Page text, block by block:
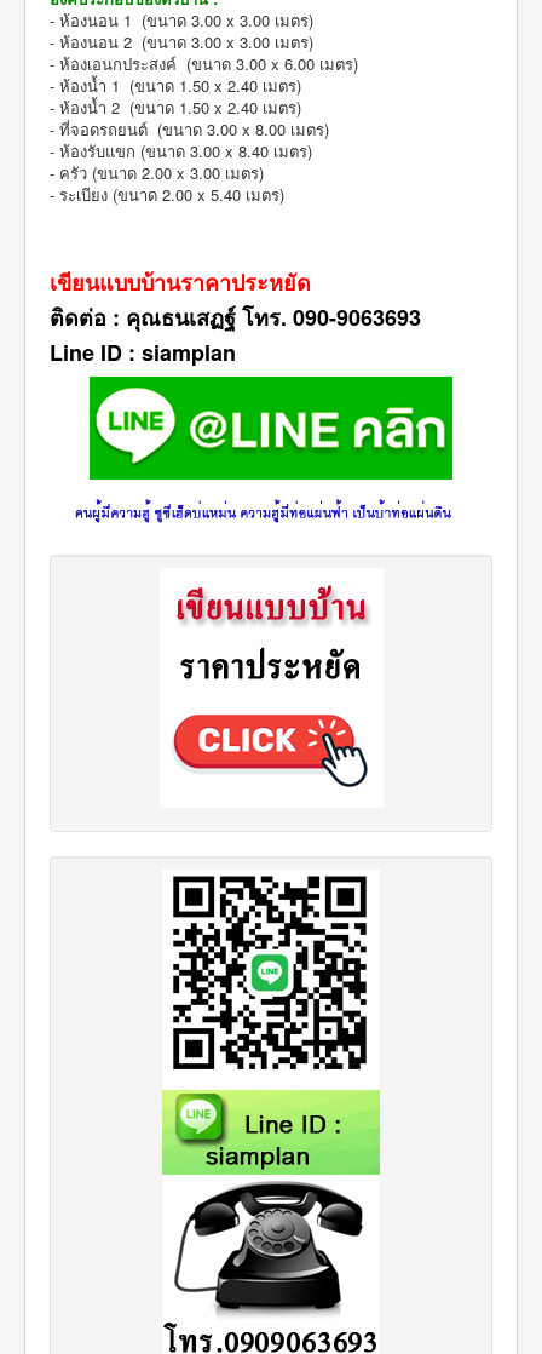
- ห้องนอน 1 (ขนาด 3.00 x 3.00 เมตร)
- ห้องนอน 2 (ขนาด 3.00 x 3.00 เมตร)
- ห้องเอนกประสงค์ (ขนาด 3.00 x 6.00 เมตร)
- ห้องน้ำ 1 (ขนาด 1.50 x 2.40 เมตร)
- ห้องน้ำ 2 (ขนาด 1.50 x 2.40 เมตร)
- ที่จอดรถยนต์ (ขนาด 3.00 x 8.00 เมตร)
- ห้องรับแขก (ขนาด 3.00 x 8.40 เมตร)
- ครัว (ขนาด 2.00 x 3.00 เมตร)
- ระเบียง (ขนาด 2.00 x 5.40 เมตร)
เขียนแบบบ้านราคาประหยัด
ติดต่อ : คุณธนเสฏฐ์ โทร. 090-9063693
Line ID : siamplan